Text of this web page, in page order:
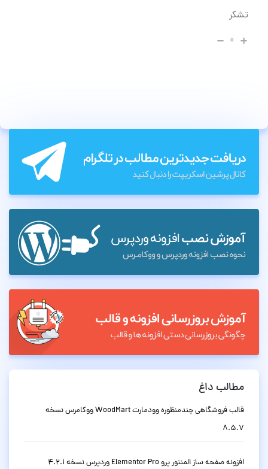
تشکر
۰
مطالب داغ
قالب فروشگاهی چندمنظوره وودمارت WoodMart ووکامرس نسخه
8.5.7
افزونه صفحه ساز المنتور پرو Elementor Pro وردپرس نسخه 4.2.1